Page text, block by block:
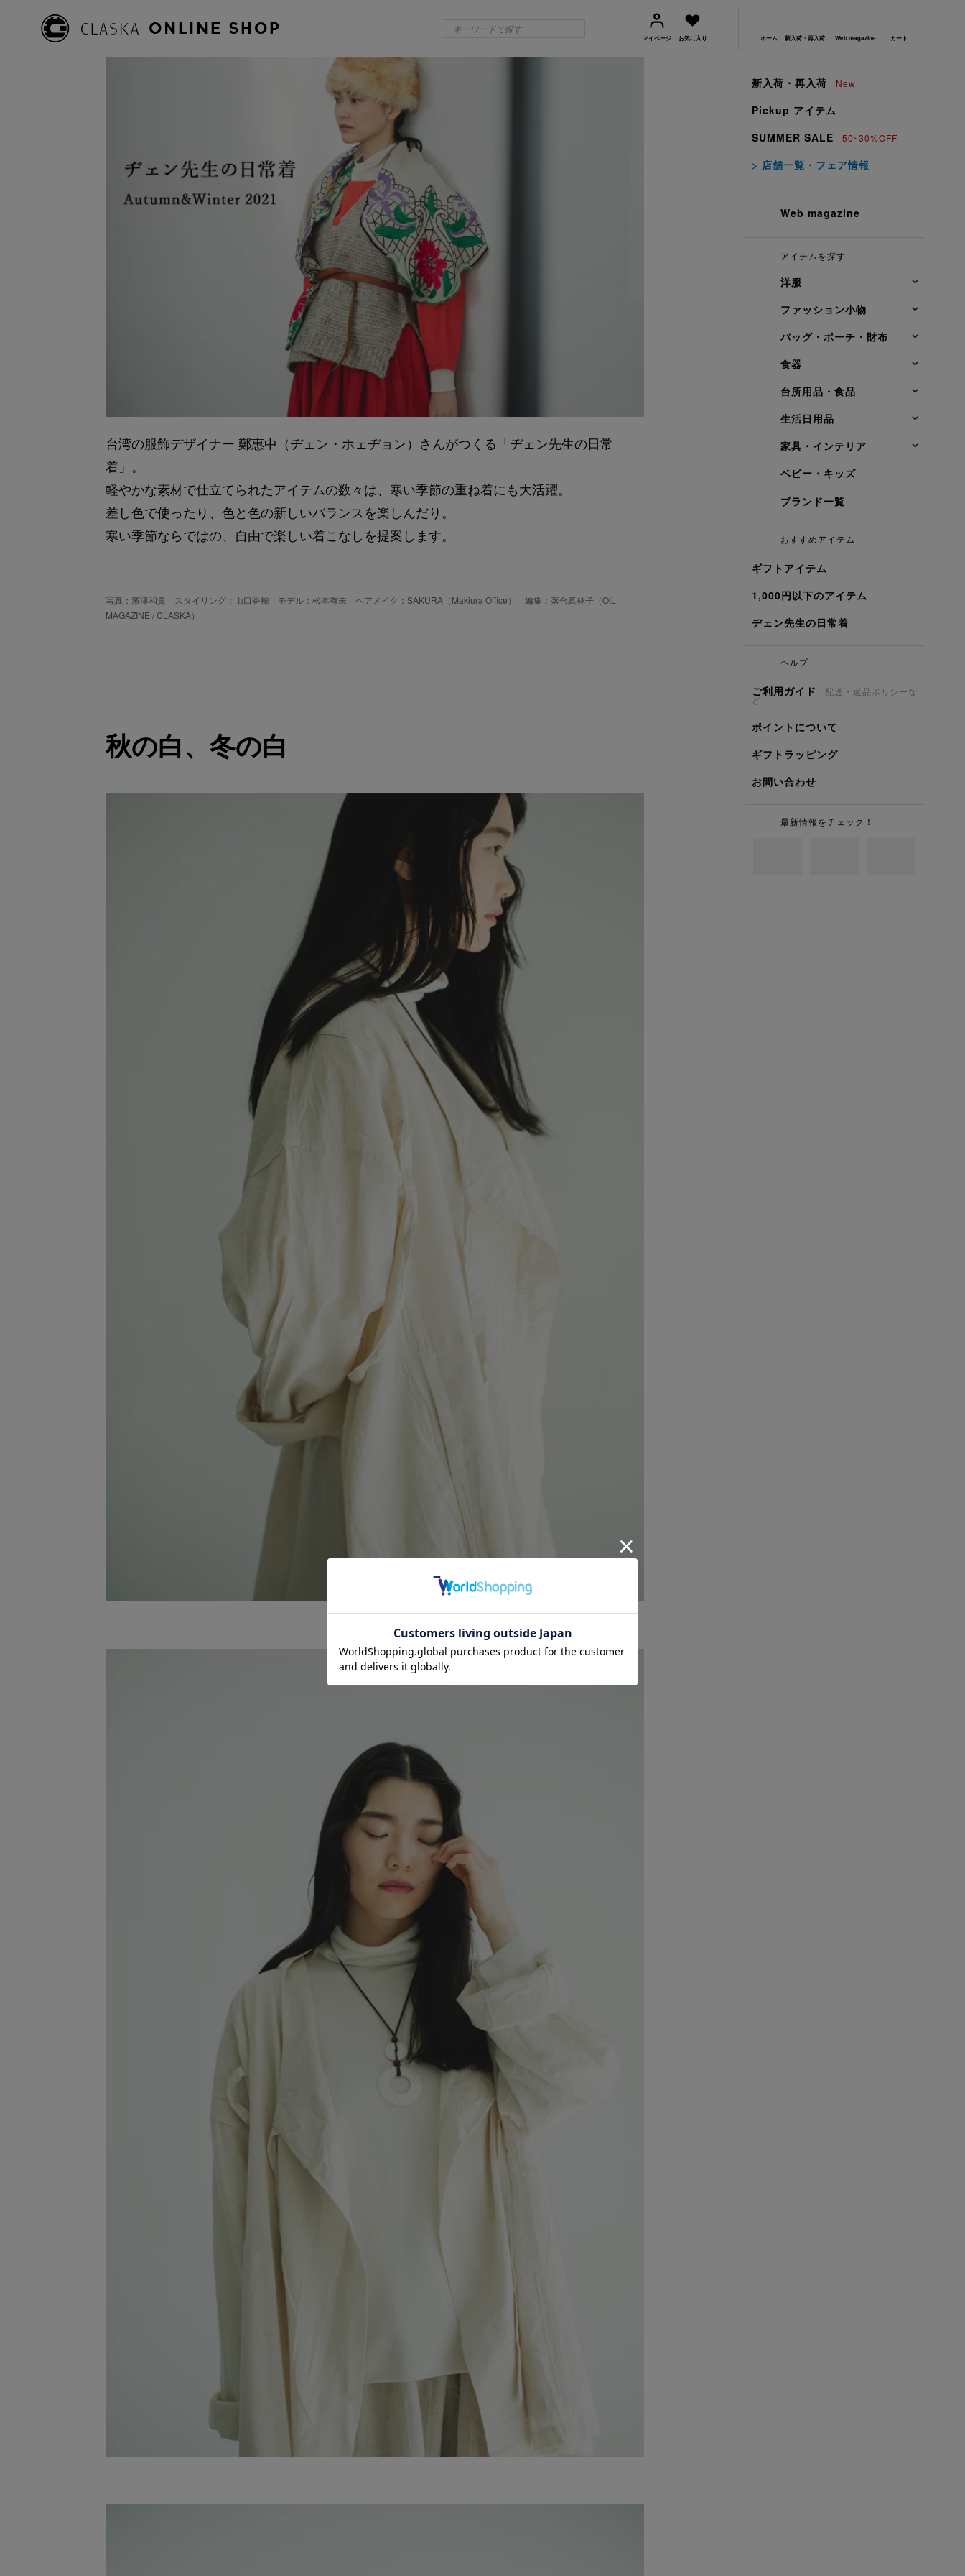
マイページ お気に入り ホーム 新入荷・再入荷 Web magazine カート
新入荷・再入荷 New
Pickup アイテム
SUMMER SALE
50~30%OFF
> 店舗一覧・フェア情報
Web magazine
アイテムを探す
洋服
ファッション小物
バッグ・ポーチ・財布
食器
台所用品・食品
生活日用品
家具・インテリア
ベビー・キッズ
ブランド一覧
おすすめアイテム
ギフトアイテム
1,000円以下のアイテム
ヂェン先生の日常着
ヘルプ
ご利用ガイド 配送・返品ポリシーな
ど
ポイントについて
ギフトラッピング
お問い合わせ
最新情報をチェック！
台湾の服飾デザイナー 鄭惠中（ヂェン・ホェヂョン）さんがつくる「ヂェン先生の日常
着」。
軽やかな素材で仕立てられたアイテムの数々は、寒い季節の重ね着にも大活躍。
差し色で使ったり、色と色の新しいバランスを楽しんだり。
寒い季節ならではの、自由で楽しい着こなしを提案します。
写真：濱津和貴 スタイリング：山口香穂 モデル：松本有未 ヘアメイク：SAKURA（Makiura Office） 編集：落合真林子（OIL
MAGAZINE / CLASKA）
秋の白、冬の白